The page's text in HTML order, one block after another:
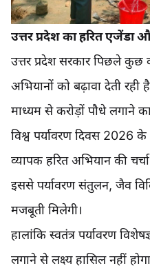
उत्तर प्रदेश का हरित एजेंडा
उत्तर प्रदेश सरकार पिछले कुछ
अभियानों को बढ़ावा देती रही
माध्यम से करोड़ों पौधे लगाने का
विश्व पर्यावरण दिवस 2026
व्यापक हरित अभियान की
इससे पर्यावरण संतुलन, जैव
मजबूती मिलेगी।
हालांकि स्वतंत्र पर्यावरण
लगाने से लक्ष्य हासिल नहीं